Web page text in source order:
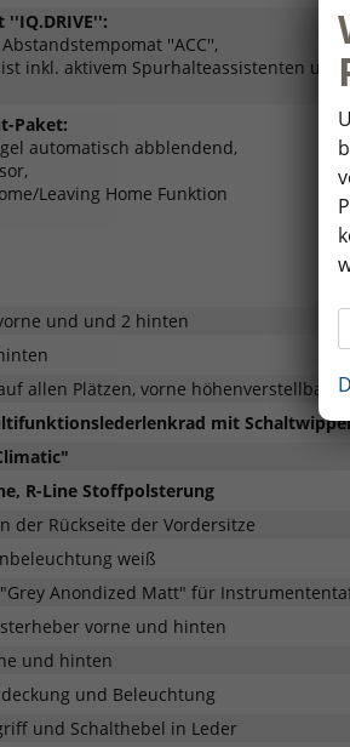
''IQ.DRIVE'':
''ACC'',
inkl. aktivem Spurhalteassistenten und
Paket:
automatisch abblendend,
Leaving Home Funktion
und und 2 hinten
allen Plätzen, vorne höhenverstellbar
mit
R-Line Stoffpolsterung
der Rückseite der Vordersitze
weiß
Anondized Matt" für
vorne und hinten
und hinten
und Beleuchtung
und Schalthebel in Leder